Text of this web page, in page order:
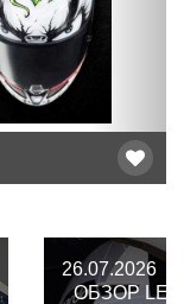
26.07.2026
ОБЗОР